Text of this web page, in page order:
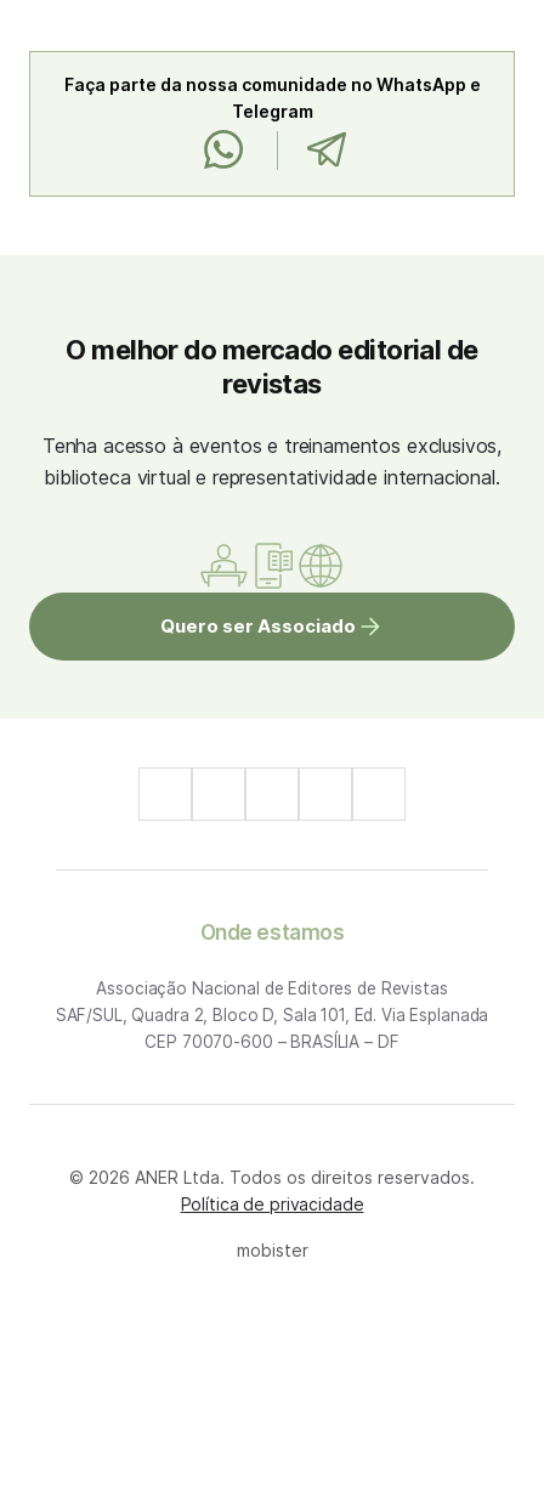
Faça parte da nossa comunidade no WhatsApp e
Telegram
O melhor do mercado editorial de
revistas
Tenha acesso à eventos e treinamentos exclusivos,
biblioteca virtual e representatividade internacional.
Quero ser Associado
Onde estamos
Associação Nacional de Editores de Revistas
SAF/SUL, Quadra 2, Bloco D, Sala 101, Ed. Via Esplanada
CEP 70070-600 – BRASÍLIA – DF
© 2026 ANER Ltda. Todos os direitos reservados.
Política de privacidade
mobister